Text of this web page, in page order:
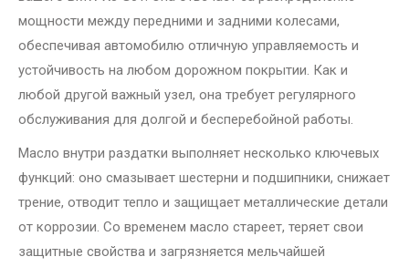
мощности между передними и задними колесами,
обеспечивая автомобилю отличную управляемость и
устойчивость на любом дорожном покрытии. Как и
любой другой важный узел, она требует регулярного
обслуживания для долгой и бесперебойной работы.
Масло внутри раздатки выполняет несколько ключевых
функций: оно смазывает шестерни и подшипники, снижает
трение, отводит тепло и защищает металлические детали
от коррозии. Со временем масло стареет, теряет свои
защитные свойства и загрязняется мельчайшей